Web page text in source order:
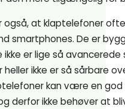
også, at klaptelefoner
smartphones. De er
er lige så avancerede
ikke er så sårbare
kan være en god
derfor ikke behøver at